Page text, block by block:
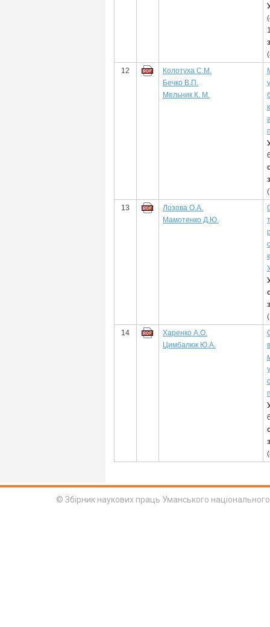
12
Колотуха С.М.
Бечко В.П.
Мельник К. М.
13
Лозова О.А.
Мамотенко Д.Ю.
14
Харенко А.О.
Цимбалюк Ю.А.
у
© Збірник наукових праць Уманського